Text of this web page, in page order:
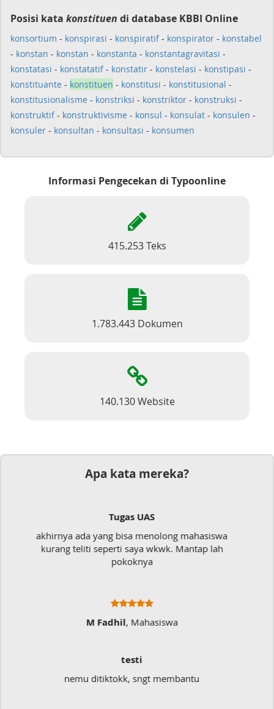
Posisi kata konstituen di database KBBI Online
konsortium - konspirasi - konspiratif- konspirator - konstabel
- konstan - konstan - konstanta - konstantagravitasi -
konstatasi - konstatatif- konstatir - konstelasi - konstipasi -
konstituante - konstituen - konstitusi - konstitusional -
konstitusionalisme - konstriksi - konstriktor - konstruksi -
konstruktif- konstruktivisme - konsul - konsulat - konsulen -
konsuler - konsultan - konsultasi - konsumen
Informasi Pengecekan di Typoonline
415.253 Teks
1.783.443 Dokumen
140.130 Website
Apa kata mereka?
Dokumen
Mudah sekali, tinggal kirim dokumennya
langsung jadi
Ratna Fa
Sangat Memukai
Sangat membantu buat type saya yang banyak